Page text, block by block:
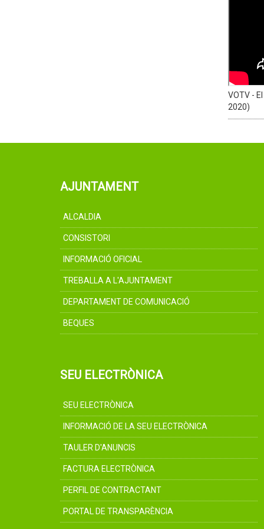
VOTV -
2020)
AJUNTAMENT
ALCALDIA
CONSISTORI
INFORMACIÓ OFICIAL
TREBALLA A L'AJUNTAMENT
DEPARTAMENT DE COMUNICACIÓ
BEQUES
SEU ELECTRÒNICA
SEU ELECTRÒNICA
INFORMACIÓ DE LA SEU ELECTRÒNICA
TAULER D'ANUNCIS
FACTURA ELECTRÒNICA
PERFIL DE CONTRACTANT
PORTAL DE TRANSPARÈNCIA